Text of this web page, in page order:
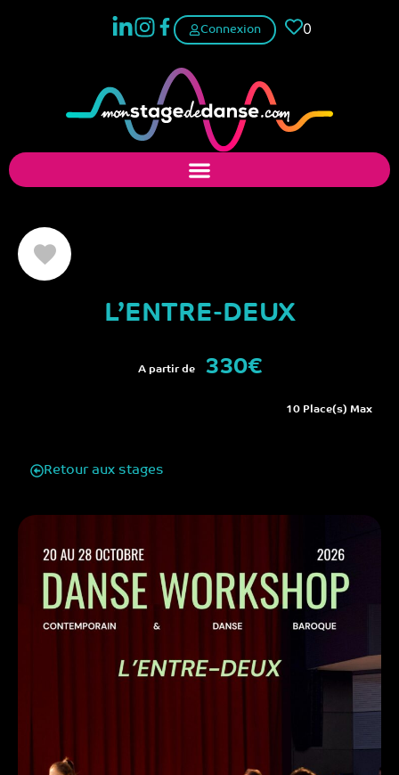
Connexion 0
L’ENTRE-DEUX
A partir de 330€
10 Place(s) Max
Retour aux stages